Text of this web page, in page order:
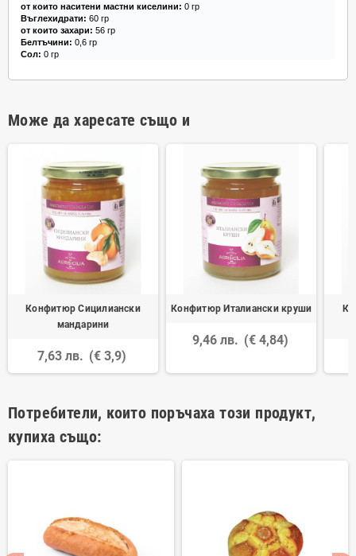
от които наситени мастни киселини: 0 гр
Въглехидрати: 60 гр
от които захари: 56 гр
Белтъчини: 0,6 гр
Сол: 0 гр
Може да харесате също и
Конфитюр Сицилиански
мандарини
7,63 лв. (€ 3,9)
Конфитюр Италиански круши
9,46 лв. (€ 4,84)
Потребители, които поръчаха този продукт,
купиха също: